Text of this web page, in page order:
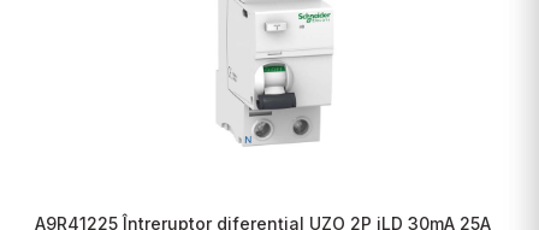
A9R41225 Întreruptor diferențial UZO 2P iLD 30mA 25A